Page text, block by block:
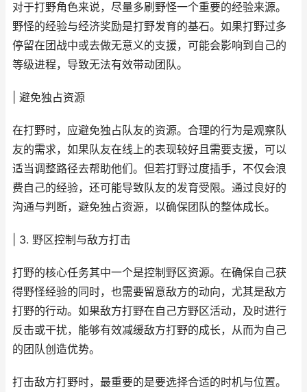
对于打野角色来说，尽量多刷野怪一个重要的经验来源。
野怪的经验与经济奖励是打野发育的基石。如果打野过多
停留在团战中或去做无意义的支援，可能会影响到自己的
等级进程，导致无法有效带动团队。
| 避免独占资源
在打野时，应避免独占队友的资源。合理的行为是观察队
友的需求，如果队友在线上的表现较好且需要支援，可以
适当调整路径去帮助他们。但若打野过度插手，不仅会浪
费自己的经验，还可能导致队友的发育受限。通过良好的
沟通与判断，避免独占资源，以确保团队的整体成长。
| 3. 野区控制与敌方打击
打野的核心任务其中一个是控制野区资源。在确保自己获
得野怪经验的同时，也需要留意敌方的动向，尤其是敌方
打野的行动。如果敌方打野在自己方野区活动，及时进行
反击或干扰，能够有效减缓敌方打野的成长，从而为自己
的团队创造优势。
打击敌方打野时，最重要的是要选择合适的时机与位置。